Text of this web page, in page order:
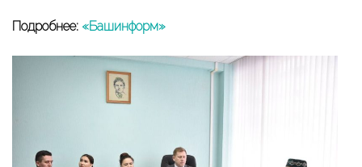
Подробнее: «Башинформ»